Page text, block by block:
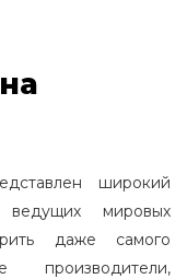
широкий
ведущих мировых
даже самого
производители,